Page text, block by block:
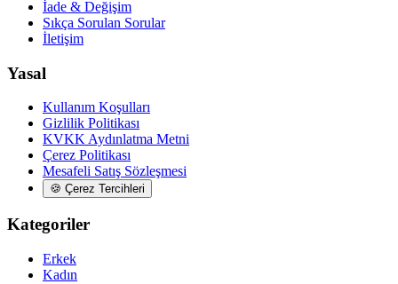
İade & Değişim
Sıkça Sorulan Sorular
İletişim
Yasal
Kullanım Koşulları
Gizlilik Politikası
KVKK Aydınlatma Metni
Çerez Politikası
Mesafeli Satış Sözleşmesi
🍪 Çerez Tercihleri
Kategoriler
Erkek
Kadın